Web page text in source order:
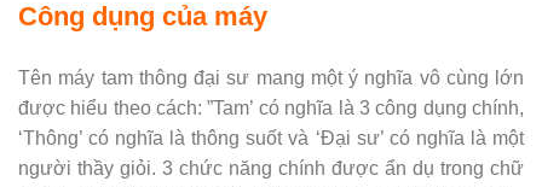
Công dụng của máy
Tên máy tam thông đại sư mang một ý nghĩa vô cùng lớn
được hiểu theo cách: ”Tam’ có nghĩa là 3 công dụng chính,
‘Thông’ có nghĩa là thông suốt và ‘Đại sư’ có nghĩa là một
người thầy giỏi. 3 chức năng chính được ẩn dụ trong chữ